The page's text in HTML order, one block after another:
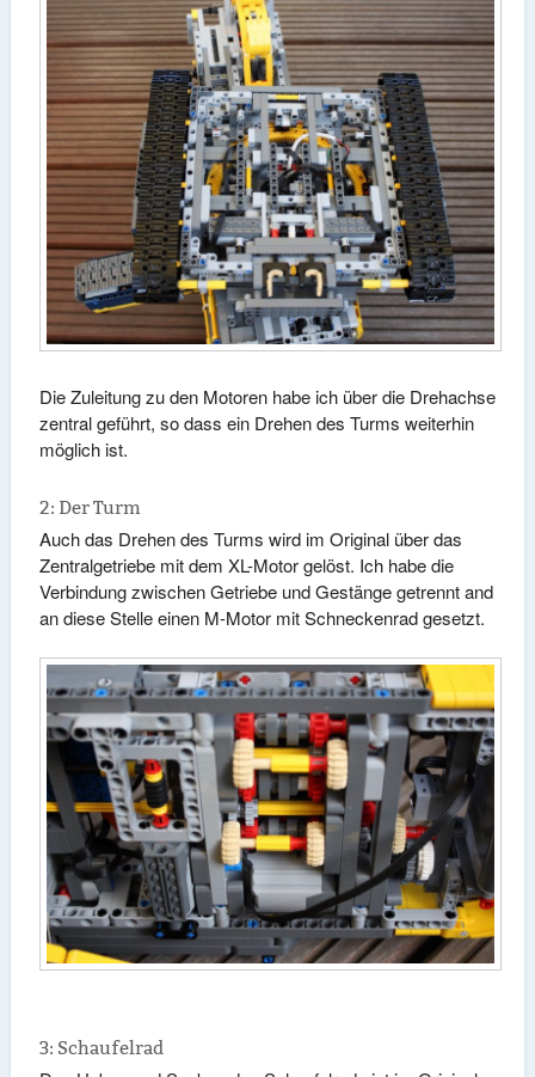
Die Zuleitung zu den Motoren habe ich über die Drehachse
zentral geführt, so dass ein Drehen des Turms weiterhin
möglich ist.
2: Der Turm
Auch das Drehen des Turms wird im Original über das
Zentralgetriebe mit dem XL-Motor gelöst. Ich habe die
Verbindung zwischen Getriebe und Gestänge getrennt and
an diese Stelle einen M-Motor mit Schneckenrad gesetzt.
3: Schaufelrad